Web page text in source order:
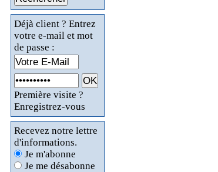
Déjà client ? Entrez
votre e-mail et mot
de passe :
Première visite ?
Enregistrez-vous
Recevez notre lettre
d'informations.
Je m'abonne
Je me désabonne